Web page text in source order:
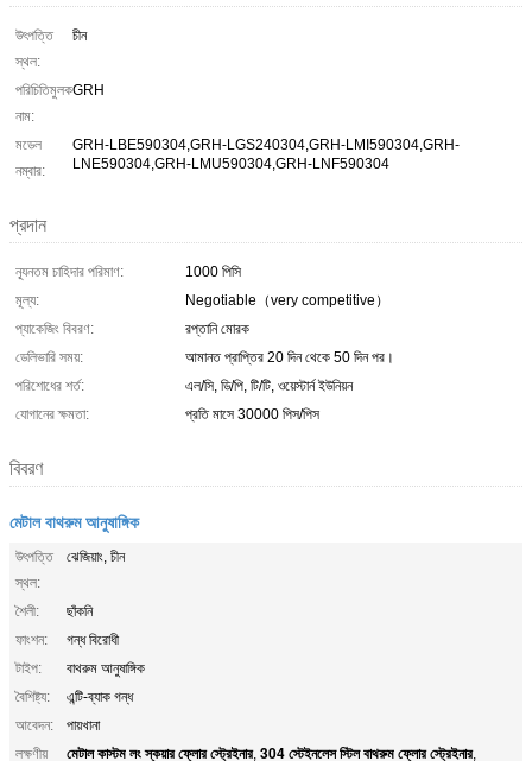
উৎপত্তি
স্থল:
চীন
পরিচিতিমুলক
নাম:
GRH
মডেল
নম্বার:
GRH-LBE590304,GRH-LGS240304,GRH-LMI590304,GRH-
LNE590304,GRH-LMU590304,GRH-LNF590304
প্রদান
ন্যূনতম চাহিদার পরিমাণ:
1000 পিসি
মূল্য:
Negotiable（very competitive）
প্যাকেজিং বিবরণ:
রপ্তানি মোরক
ডেলিভারি সময়:
আমানত প্রাপ্তির 20 দিন থেকে 50 দিন পর।
পরিশোধের শর্ত:
এল/সি, ডি/পি, টি/টি, ওয়েস্টার্ন ইউনিয়ন
যোগানের ক্ষমতা:
প্রতি মাসে 30000 পিস/পিস
বিবরণ
মেটাল বাথরুম আনুষাঙ্গিক
উৎপত্তি
স্থল:
ঝেজিয়াং, চীন
শৈলী:
ছাঁকনি
ফাংশন:
গন্ধ বিরোধী
টাইপ:
বাথরুম আনুষাঙ্গিক
বৈশিষ্ট্য:
এন্টি-ব্যাক গন্ধ
আবেদন:
পায়খানা
লক্ষণীয়
মেটাল কাস্টম লং স্কয়ার ফ্লোর স্ট্রেইনার, 304 স্টেইনলেস স্টিল বাথরুম ফ্লোর স্ট্রেইনার,